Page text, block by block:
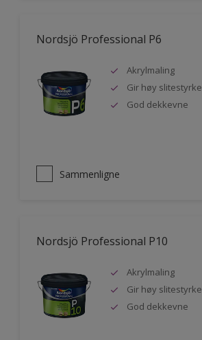
Nordsjö Professional P6
Akrylmaling
Gir høy slitestyrke
God dekkevne
Sammenligne
Nordsjö Professional P10
Akrylmaling
Gir høy slitestyrke
God dekkevne